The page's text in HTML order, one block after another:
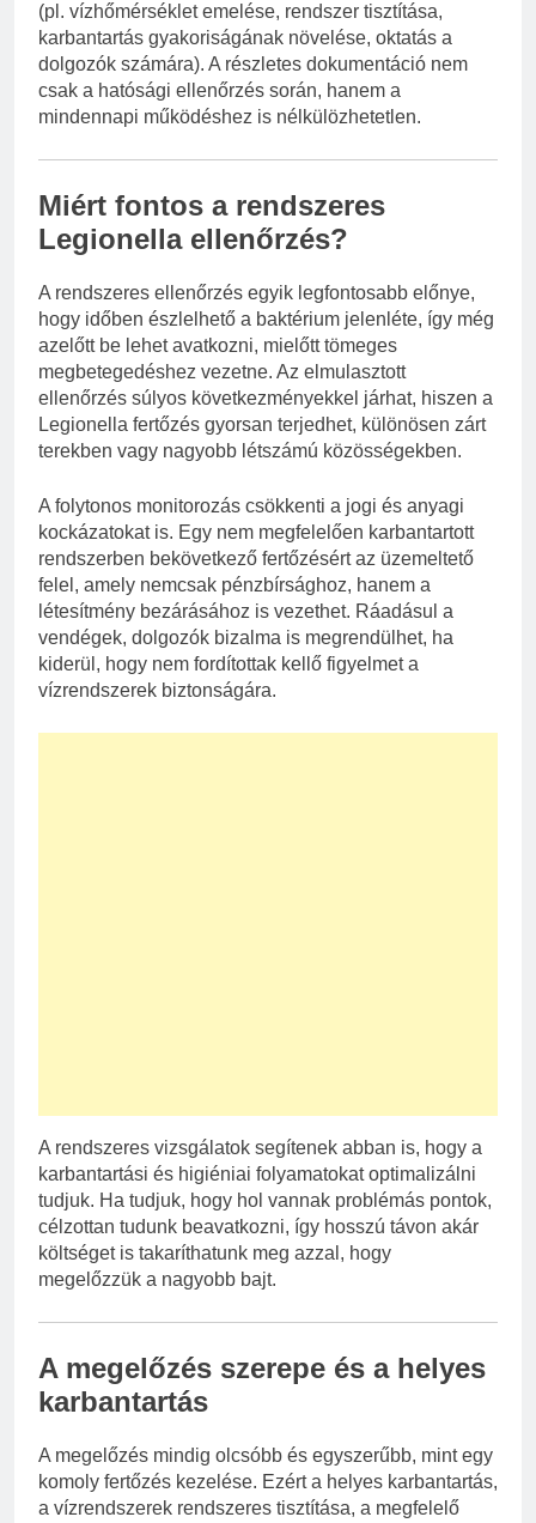
(pl. vízhőmérséklet emelése, rendszer tisztítása,
karbantartás gyakoriságának növelése, oktatás a
dolgozók számára). A részletes dokumentáció nem
csak a hatósági ellenőrzés során, hanem a
mindennapi működéshez is nélkülözhetetlen.
Miért fontos a rendszeres
Legionella ellenőrzés?
A rendszeres ellenőrzés egyik legfontosabb előnye,
hogy időben észlelhető a baktérium jelenléte, így még
azelőtt be lehet avatkozni, mielőtt tömeges
megbetegedéshez vezetne. Az elmulasztott
ellenőrzés súlyos következményekkel járhat, hiszen a
Legionella fertőzés gyorsan terjedhet, különösen zárt
terekben vagy nagyobb létszámú közösségekben.
A folytonos monitorozás csökkenti a jogi és anyagi
kockázatokat is. Egy nem megfelelően karbantartott
rendszerben bekövetkező fertőzésért az üzemeltető
felel, amely nemcsak pénzbírsághoz, hanem a
létesítmény bezárásához is vezethet. Ráadásul a
vendégek, dolgozók bizalma is megrendülhet, ha
kiderül, hogy nem fordítottak kellő figyelmet a
vízrendszerek biztonságára.
A rendszeres vizsgálatok segítenek abban is, hogy a
karbantartási és higiéniai folyamatokat optimalizálni
tudjuk. Ha tudjuk, hogy hol vannak problémás pontok,
célzottan tudunk beavatkozni, így hosszú távon akár
költséget is takaríthatunk meg azzal, hogy
megelőzzük a nagyobb bajt.
A megelőzés szerepe és a helyes
karbantartás
A megelőzés mindig olcsóbb és egyszerűbb, mint egy
komoly fertőzés kezelése. Ezért a helyes karbantartás,
a vízrendszerek rendszeres tisztítása, a megfelelő